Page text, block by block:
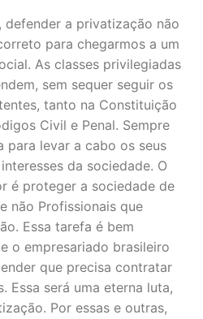
defender a privatização não
para chegarmos a um
As classes privilegiadas
sem sequer seguir os
tanto na Constituição
Civil e Penal. Sempre
para levar a cabo os seus
da sociedade. O
é proteger a sociedade de
não Profissionais que
Essa tarefa é bem
o empresariado brasileiro
que precisa contratar
Essa será uma eterna luta,
Por essas e outras,